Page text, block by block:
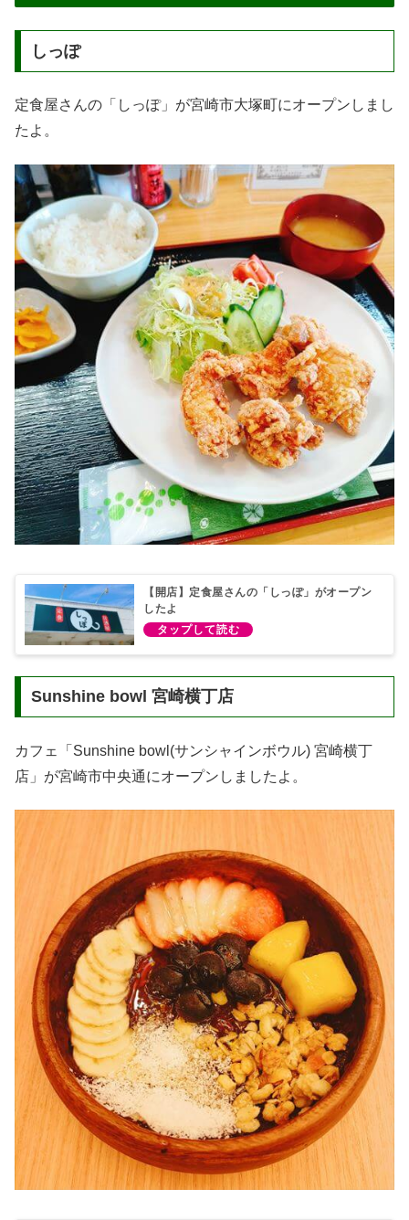
しっぽ
定食屋さんの「しっぽ」が宮崎市大塚町にオープンしまし
たよ。
【開店】定食屋さんの「しっぽ」がオープン
したよ
Sunshine bowl 宮崎横丁店
カフェ「Sunshine bowl(サンシャインボウル) 宮崎横丁
店」が宮崎市中央通にオープンしましたよ。